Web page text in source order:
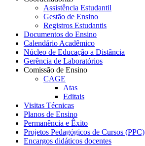
Assistência Estudantil
Gestão de Ensino
Registros Estudantis
Documentos do Ensino
Calendário Acadêmico
Núcleo de Educação a Distância
Gerência de Laboratórios
Comissão de Ensino
CAGE
Atas
Editais
Visitas Técnicas
Planos de Ensino
Permanência e Êxito
Projetos Pedagógicos de Cursos (PPC)
Encargos didáticos docentes